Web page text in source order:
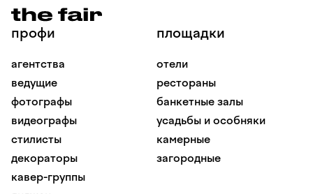
профи
агентства
ведущие
фотографы
видеографы
стилисты
декораторы
кавер-группы
площадки
отели
рестораны
банкетные залы
усадьбы и особняки
камерные
загородные